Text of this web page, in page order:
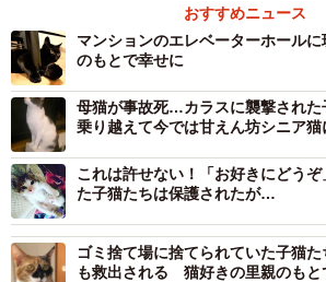
うか、うちで飼おうか」という話になっ
ところが、そう決めてからというもの
の猫は姿を見せなくなってしまった。
ってしまったのだが、その猫がよくい
親募集」というビラが貼り出された。
は何かの縁かもしれない」と、ビラに書
猫を譲渡してもらったのだが、これが
の始まりだった。
おすすめニュース
マンションのエレベーターホール
のもとで幸せに
母猫が事故死…カラスに襲撃され
乗り越えて今では甘えん坊シニア猫
これは許せない！「お好きにどう
た子猫たちは保護されたが…
ゴミ捨て場に捨てられていた子猫
も救出される 猫好きの里親のもと